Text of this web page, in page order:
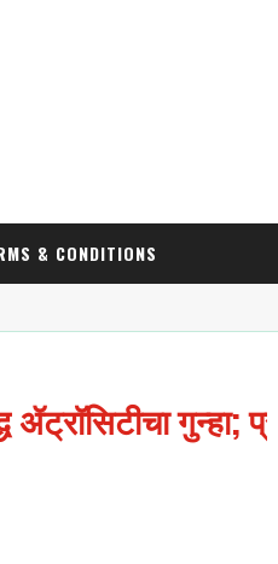
& CONDITIONS
गुन्हा;